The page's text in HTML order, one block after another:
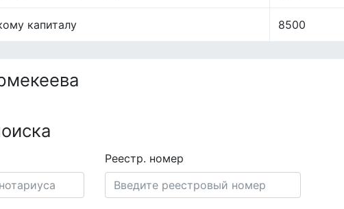
капиталу 8500
Реестр. номер